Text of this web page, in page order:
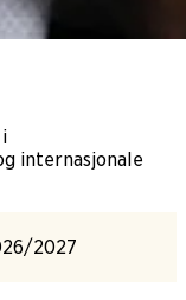
internasjonale
2027